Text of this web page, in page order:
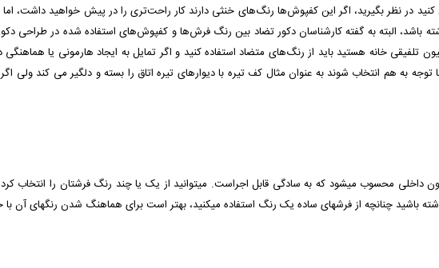
در نظر بگیرید، اگر این کفپوش‌ها رنگ‌های خنثی دارند کار راحت‌تری را در پیش خواهید داشت،
باشد، البته به گفته کارشناسان دکور تضاد بین رنگ فرش‌ها و کفپوش‌های استفاده شده در طراحی
تلفیقی خانه هستید باید از رنگ‌های متضاد استفاده کنید و اگر تمایل به ایجاد هارمونی یا هماهنگی
توجه به هم انتخاب شوند به عنوان مثال کف تیره با دیوارهای تیره اتاق را بسته و دلگیر می کند
محسوب می­شود که به سادگی قابل اجراست. می­توانید از یک یا چند رنگ فرش­تان را انتخاب کرده
باشید چنانچه از فرش­های ساده یک رنگ استفاده می­کنید، بهتر است برای هماهنگ شدن رنگ­های آن با